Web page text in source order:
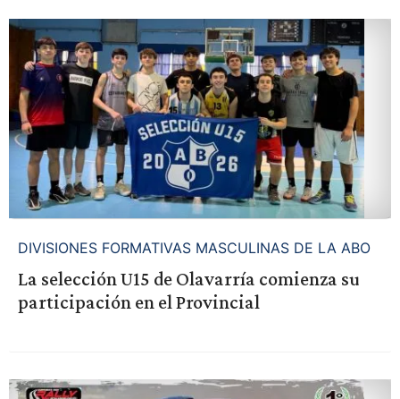
DIVISIONES FORMATIVAS MASCULINAS DE LA ABO
La selección U15 de Olavarría comienza su
participación en el Provincial